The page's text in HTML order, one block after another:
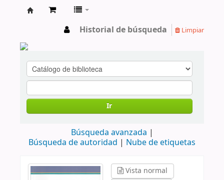
Historial de búsqueda Limpiar
Ir
Búsqueda avanzada
Búsqueda de autoridad
Nube de etiquetas
Vista normal